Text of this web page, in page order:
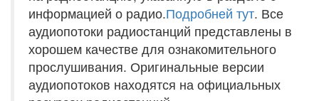
информацией о радио.Подробней тут. Все
аудиопотоки радиостанций представлены в
хорошем качестве для ознакомительного
прослушивания. Оригинальные версии
аудиопотоков находятся на официальных